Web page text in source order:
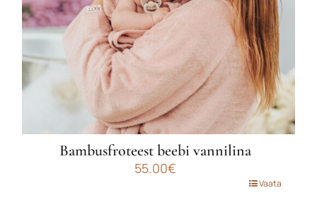
Bambusfroteest beebi vannilina
55.00€
Vaata